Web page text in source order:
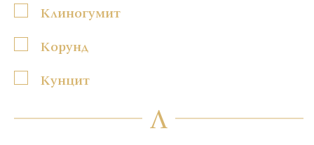
Клиногумит
Корунд
Кунцит
Л